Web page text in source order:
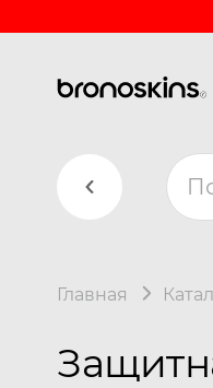
Главная